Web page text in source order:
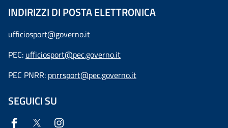
INDIRIZZI DI POSTA ELETTRONICA
ufficiosport@governo.it
PEC: ufficiosport@pec.governo.it
PEC PNRR: pnrrsport@pec.governo.it
SEGUICI SU